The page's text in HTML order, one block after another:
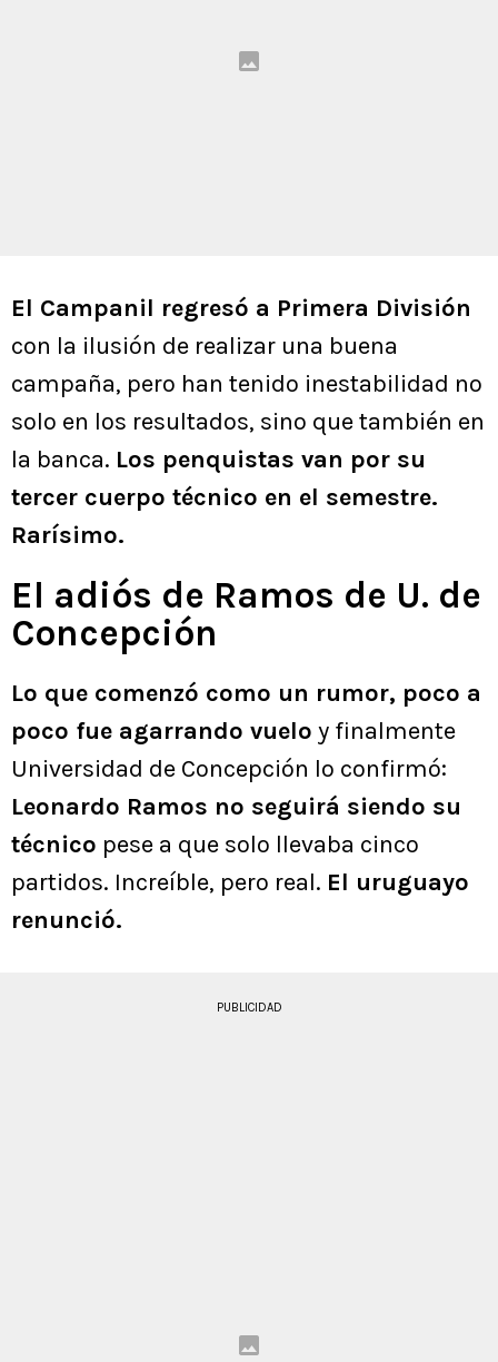
El Campanil regresó a Primera División
con la ilusión de realizar una buena
campaña, pero han tenido inestabilidad no
solo en los resultados, sino que también en
la banca. Los penquistas van por su
tercer cuerpo técnico en el semestre.
Rarísimo.
El adiós de Ramos de U. de
Concepción
Lo que comenzó como un rumor, poco a
poco fue agarrando vuelo y finalmente
Universidad de Concepción lo confirmó:
Leonardo Ramos no seguirá siendo su
técnico pese a que solo llevaba cinco
partidos. Increíble, pero real. El uruguayo
renunció.
PUBLICIDAD